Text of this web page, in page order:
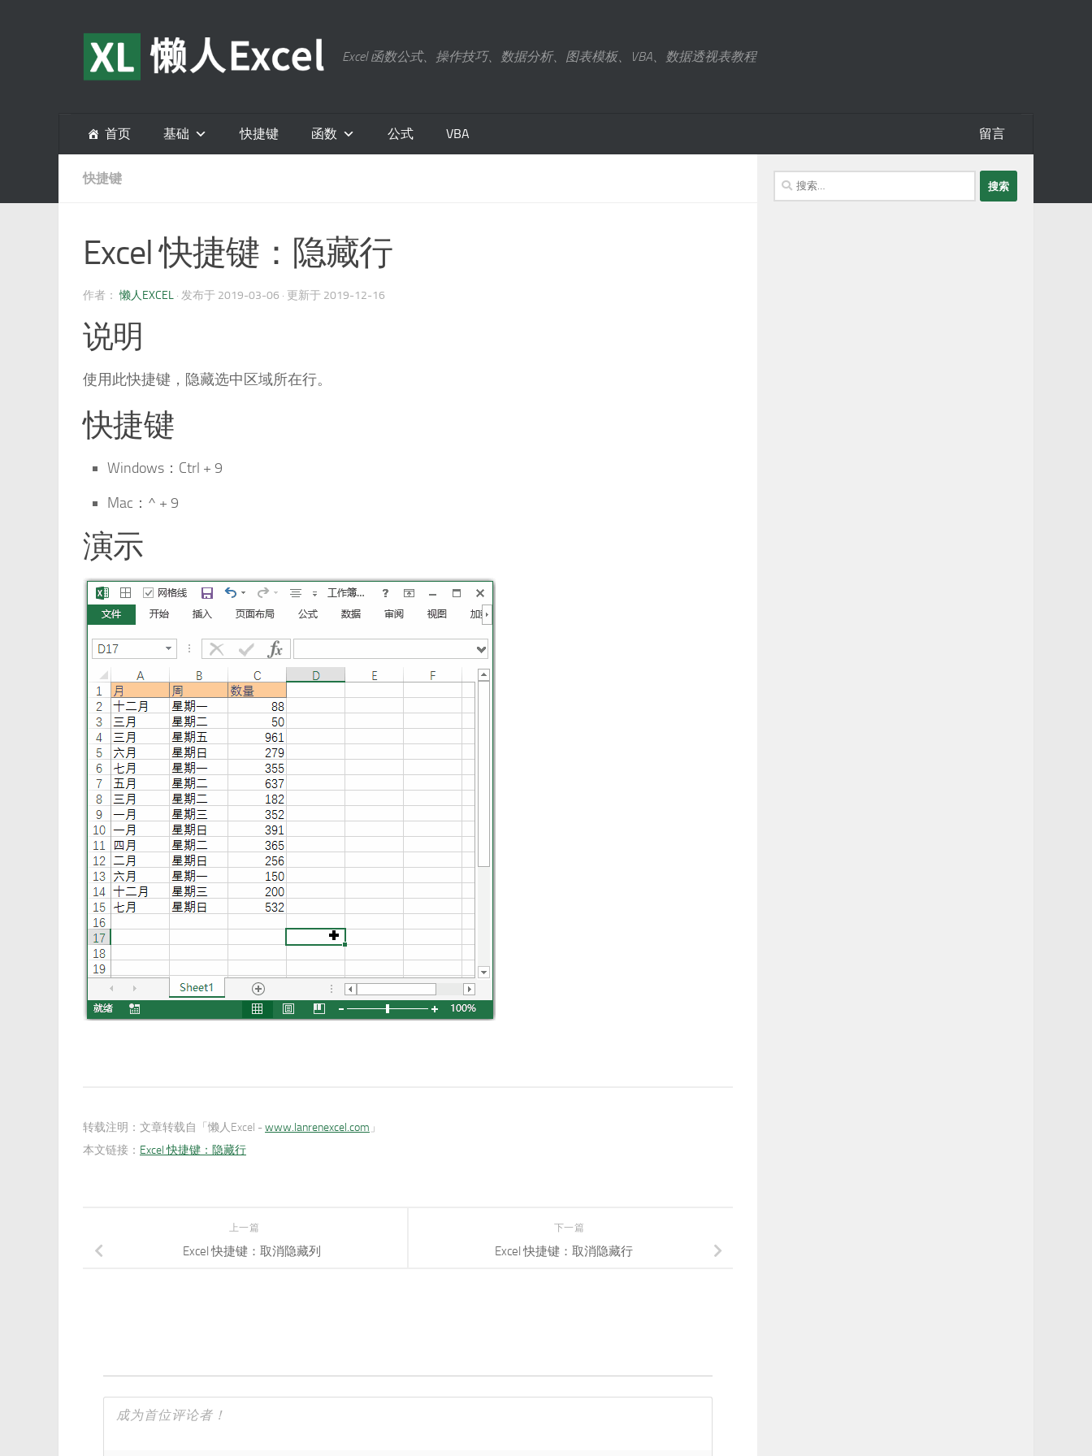
Excel 函数公式、操作技巧、数据分析、图表模板、VBA、数据透视表教程
首页 基础 快捷键 函数 公式 VBA 留言
快捷键
Excel 快捷键：隐藏行
作者：懒人EXCEL · 发布于 2019-03-06 · 更新于 2019-12-16
说明
使用此快捷键，隐藏选中区域所在行。
快捷键
Windows：Ctrl + 9
Mac：^ + 9
演示
转载注明： 文章转载自「懒人Excel -www.lanrenexcel.com 」
本文链接： Excel 快捷键：隐藏行
下一篇
Excel 快捷键：取消隐藏行
上一篇
Excel 快捷键：取消隐藏列
搜
索：